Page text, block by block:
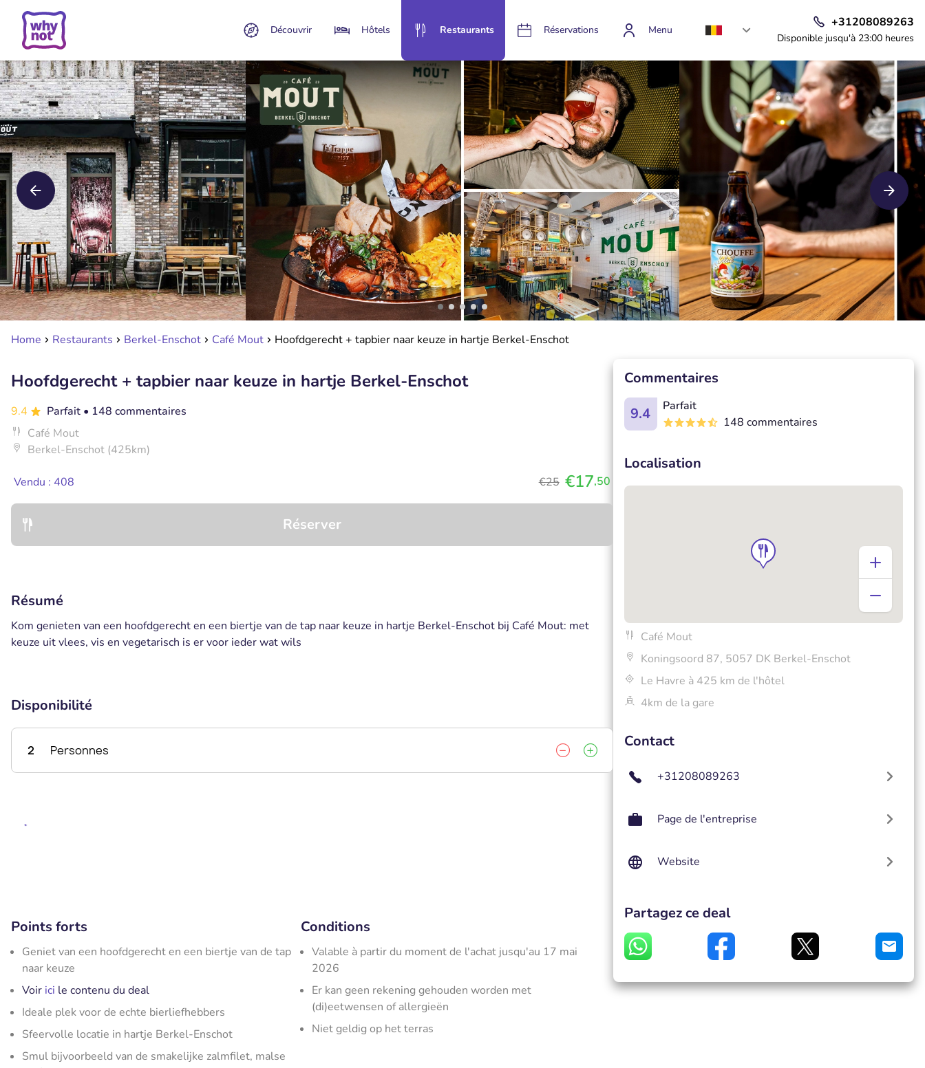
Découvrir Hôtels Restaurants Réservations Menu
+31208089263
Disponible jusqu'à 23:00 heures
Home Restaurants Berkel-Enschot Café Mout Hoofdgerecht + tapbier naar keuze in hartje Berkel-Enschot
Hoofdgerecht + tapbier naar keuze in hartje Berkel-Enschot
9.4 Parfait • 148 commentaires
Café Mout
Berkel-Enschot (425km)
Vendu : 408 €25 €17,50
Réserver
Résumé
Kom genieten van een hoofdgerecht en een biertje van de tap naar keuze in hartje Berkel-Enschot bij Café Mout: met
keuze uit vlees, vis en vegetarisch is er voor ieder wat wils
Disponibilité
2 Personnes
Points forts
Geniet van een hoofdgerecht en een biertje van de tap
naar keuze
Voir ici le contenu du deal
Ideale plek voor de echte bierliefhebbers
Sfeervolle locatie in hartje Berkel-Enschot
Smul bijvoorbeeld van de smakelijke zalmfilet, malse
Conditions
Valable à partir du moment de l'achat jusqu'au 17 mai
2026
Er kan geen rekening gehouden worden met
(di)eetwensen of allergieën
Niet geldig op het terras
Commentaires
9.4
Parfait
148 commentaires
Localisation
Café Mout
Koningsoord 87, 5057 DK Berkel-Enschot
Le Havre à 425 km de l'hôtel
4km de la gare
Contact
+31208089263
Page de l'entreprise
Website
Partagez ce deal